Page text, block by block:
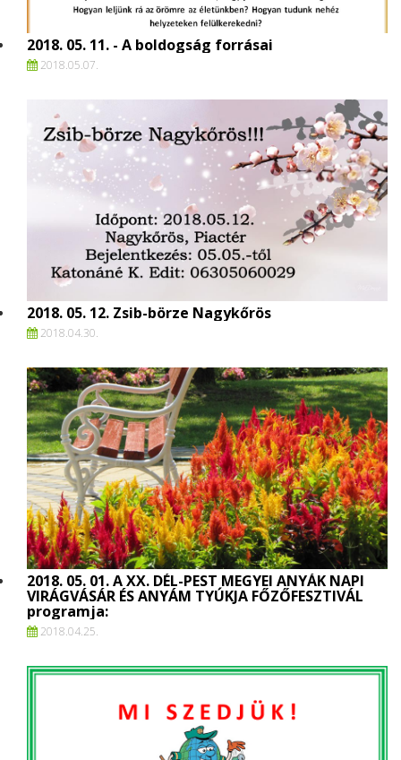
2018. 05. 11. - A boldogság forrásai
2018.05.07.
2018. 05. 12. Zsib-börze Nagykőrös
2018.04.30.
2018. 05. 01. A XX. DÉL-PEST MEGYEI ANYÁK NAPI
VIRÁGVÁSÁR ÉS ANYÁM TYÚKJA FŐZŐFESZTIVÁL
programja:
2018.04.25.